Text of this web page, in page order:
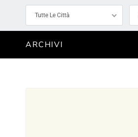
Tutte Le Città
ARCHIVI